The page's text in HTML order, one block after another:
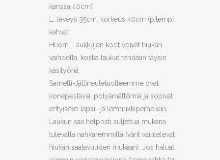
kanssa 40cm)
L: leveys 35cm, korkeus 40cm (pitempi
kahva)
Huom. Laukkujen koot voivat hiukan
vaihdella, koska laukut tehdään täysin
käsityönä.
Sametti-Jättineuletuotteemme ovat
konepestäviä, pölyämättömiä ja sopivat
erityisesti lapsi- ja lemmikkiperheisiin.
Laukun saa helposti suljettua mukana
tulevalla nahkaremmillä (värit vaihtelevat
hiukan saatavuuden mukaan). Jos haluat